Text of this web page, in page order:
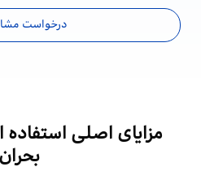
درخواست
مزایای اصلی استفاده
بحران